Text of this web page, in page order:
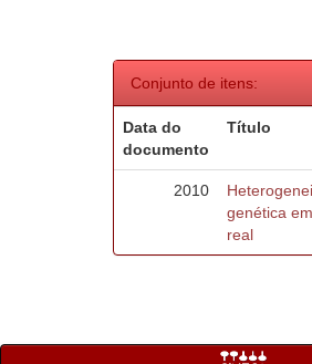
Conjunto de itens:
Data do
documento
Título
2010
genética
real